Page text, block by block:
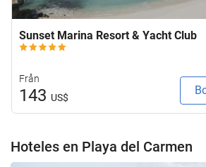
Sunset Marina Resort & Yacht Club
Från
143 US$
Hoteles en Playa del Carmen